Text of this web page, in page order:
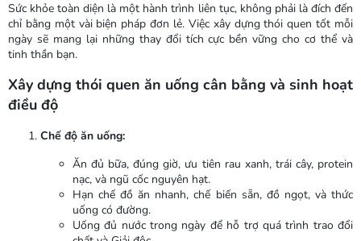
Sức khỏe toàn diện là một hành trình liên tục, không phải là đích đến
chỉ bằng một vài biện pháp đơn lẻ. Việc xây dựng thói quen tốt mỗi
ngày sẽ mang lại những thay đổi tích cực bền vững cho cơ thể và
tinh thần bạn.
Xây dựng thói quen ăn uống cân bằng và sinh hoạt
điều độ
Chế độ ăn uống:
Ăn đủ bữa, đúng giờ, ưu tiên rau xanh, trái cây, protein
nạc, và ngũ cốc nguyên hạt.
Hạn chế đồ ăn nhanh, chế biến sẵn, đồ ngọt, và thức
uống có đường.
Uống đủ nước trong ngày để hỗ trợ quá trình trao đổi